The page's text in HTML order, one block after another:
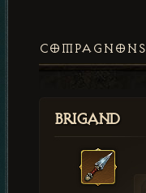
COMPAGNONS
Brigand